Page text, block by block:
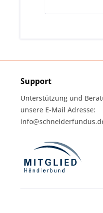
Support
Unterstützung und
unsere E-Mail Adresse: